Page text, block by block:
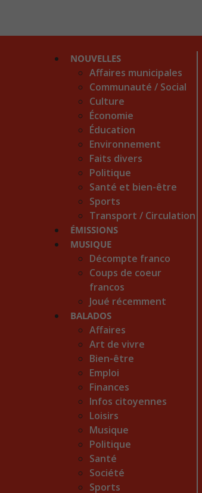
NOUVELLES
Affaires municipales
Communauté / Social
Culture
Économie
Éducation
Environnement
Faits divers
Politique
Santé et bien-être
Sports
Transport / Circulation
ÉMISSIONS
MUSIQUE
Décompte franco
Coups de coeur
francos
Joué récemment
BALADOS
Affaires
Art de vivre
Bien-être
Emploi
Finances
Infos citoyennes
Loisirs
Musique
Politique
Santé
Société
Sports